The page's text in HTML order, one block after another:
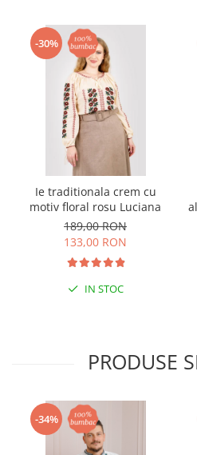
-30%
Ie traditionala crem cu
motiv floral rosu Luciana
189,00 RON
133,00 RON
IN STOC
PRODUSE
-34%